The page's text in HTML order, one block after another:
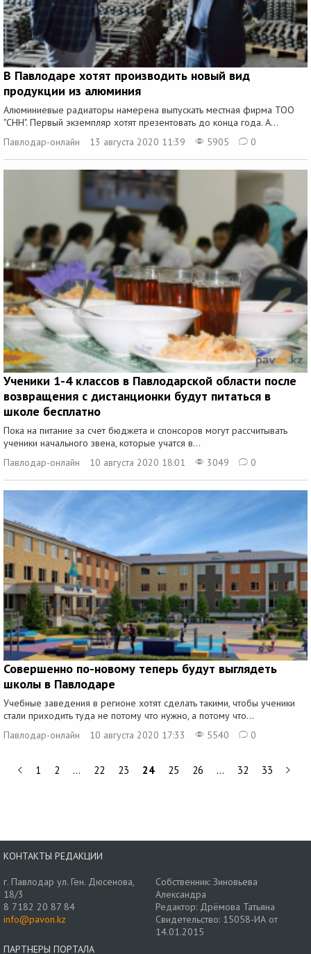
В Павлодаре хотят производить новый вид
продукции из алюминия
Алюминиевые радиаторы намерена выпускать местная фирма ТОО
"СНН". Первый экземпляр хотят презентовать до конца года. А...
Павлодар-онлайн
13 августа 2020 11:39 5905 0
Ученики 1-4 классов в Павлодарской области после
возвращения с дистанционки будут питаться в
школе бесплатно
Пока на питание за счет бюджета и спонсоров могут рассчитывать
ученики начального звена, которые учатся в...
Павлодар-онлайн
10 августа 2020 18:01 3049 0
Совершенно по-новому теперь будут выглядеть
школы в Павлодаре
Учебные заведения в регионе хотят сделать такими, чтобы ученики
стали приходить туда не потому что нужно, а потому что...
Павлодар-онлайн
10 августа 2020 17:33 5540 0
1 2 … 22 23 24 25 26 … 32 33
КОНТАКТЫ РЕДАКЦИИ
г. Павлодар ул. Ген. Дюсенова,
18/3
8 7182 20 87 84
info@pavon.kz
Собственник: Зиновьева
Александра
Редактор: Дрёмова Татьяна
Свидетельство: 15058-ИА от
14.01.2015
ПАРТНЕРЫ ПОРТАЛА